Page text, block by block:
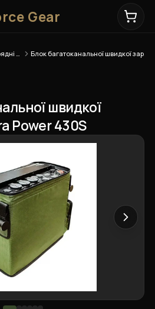
Gear
Блок багатоканальної швидкої зарядки Bandera Power 430S
швидкої
Power 430S